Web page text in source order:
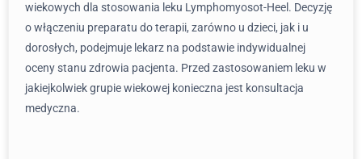
wiekowych dla stosowania leku Lymphomyosot-Heel. Decyzję
o włączeniu preparatu do terapii, zarówno u dzieci, jak i u
dorosłych, podejmuje lekarz na podstawie indywidualnej
oceny stanu zdrowia pacjenta. Przed zastosowaniem leku w
jakiejkolwiek grupie wiekowej konieczna jest konsultacja
medyczna.